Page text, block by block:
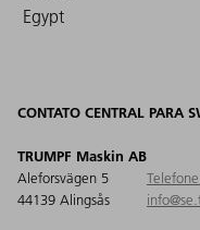
Egypt
CONTATO CENTRAL PARA
TRUMPF Maskin AB
Aleforsvägen 5
44139 Alingsås